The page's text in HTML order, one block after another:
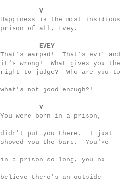
V
Happiness is the most insidious
prison of all, Evey.
EVEY
That's warped!
That's evil and
it's wrong!
What gives you the
right to judge?
Who are you to
what's not good enough?!
V
You were born in a prison,
didn't put you there.
I just
showed you the bars.
You've
in a prison so long, you no
believe there's an outside